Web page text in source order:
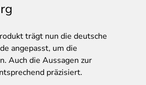
trägt nun die deutsche
angepasst, um die
Auch die Aussagen zur
präzisiert.